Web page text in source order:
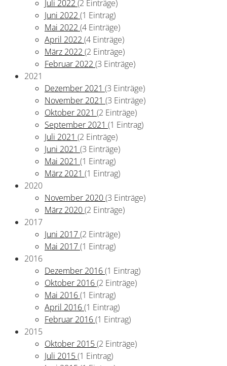
Juli 2022 (2 Einträge)
Juni 2022 (1 Eintrag)
Mai 2022 (4 Einträge)
April 2022 (4 Einträge)
März 2022 (2 Einträge)
Februar 2022 (3 Einträge)
2021
Dezember 2021 (3 Einträge)
November 2021 (3 Einträge)
Oktober 2021 (2 Einträge)
September 2021 (1 Eintrag)
Juli 2021 (2 Einträge)
Juni 2021 (3 Einträge)
Mai 2021 (1 Eintrag)
März 2021 (1 Eintrag)
2020
November 2020(3 Einträge)
März 2020(2 Einträge)
2017
Juni 2017(2 Einträge)
Mai 2017(1 Eintrag)
2016
Dezember 2016(1 Eintrag)
Oktober 2016(2 Einträge)
Mai 2016(1 Eintrag)
April 2016(1 Eintrag)
Februar 2016(1 Eintrag)
2015
Oktober 2015(2 Einträge)
Juli 2015(1 Eintrag)